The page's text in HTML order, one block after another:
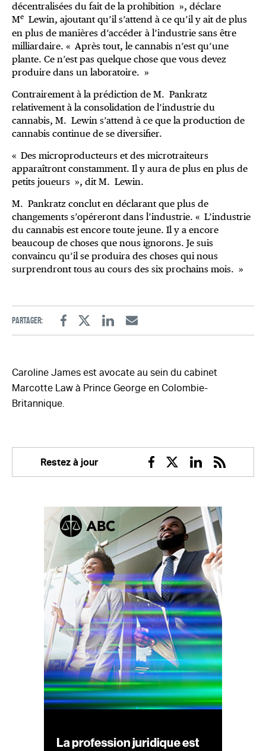
décentralisées du fait de la prohibition », déclare
Me Lewin, ajoutant qu’il s’attend à ce qu’il y ait de plus
en plus de manières d’accéder à l’industrie sans être
milliardaire. « Après tout, le cannabis n’est qu’une
plante. Ce n’est pas quelque chose que vous devez
produire dans un laboratoire. »
Contrairement à la prédiction de M. Pankratz
relativement à la consolidation de l’industrie du
cannabis, M. Lewin s’attend à ce que la production de
cannabis continue de se diversifier.
« Des microproducteurs et des microtraiteurs
apparaîtront constamment. Il y aura de plus en plus de
petits joueurs », dit M. Lewin.
M. Pankratz conclut en déclarant que plus de
changements s’opéreront dans l’industrie. « L’industrie
du cannabis est encore toute jeune. Il y a encore
beaucoup de choses que nous ignorons. Je suis
convaincu qu’il se produira des choses qui nous
surprendront tous au cours des six prochains mois. »
Partager:
FacebookTwitterLinkedinEmail
Caroline James est avocate au sein du cabinet
Marcotte Law à Prince George en Colombie-
Britannique.
Restez à jour
Facebook
TwitterLinkedin
RSS